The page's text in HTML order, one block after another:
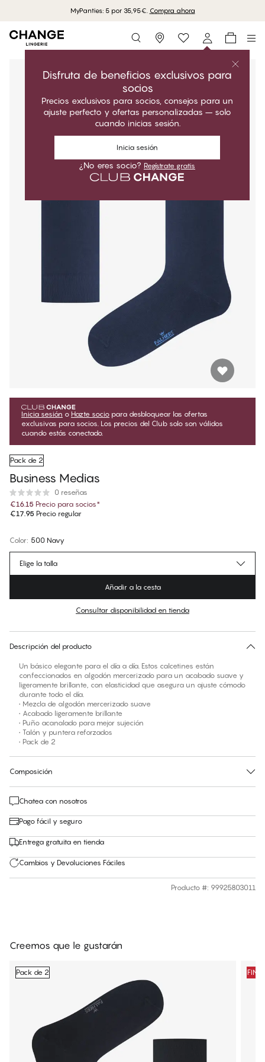
MyPanties: 5 por 35,95€. Compra ahora
Storefinder
Disfruta de beneficios exclusivos para
socios
Precios exclusivos para socios, consejos para un
ajuste perfecto y ofertas personalizadas – solo
cuando inicias sesión.
Inicia sesión
¿No eres socio? Regístrate gratis
Inicia sesión o Hazte socio para desbloquear las ofertas
exclusivas para socios. Los precios del Club solo son válidos
cuando estás conectado.
Pack de 2
Business Medias
0 reseñas
€16.15 Precio para socios*
€17.95 Precio regular
Color: 500 Navy
No hay talla sugerida para este artículo
Elige la talla
Añadir a la cesta
Consultar disponibilidad en tienda
Descripción del producto
Un básico elegante para el día a día. Estos calcetines están
confeccionados en algodón mercerizado para un acabado suave y
ligeramente brillante, con elasticidad que asegura un ajuste cómodo
durante todo el día.
• Mezcla de algodón mercerizado suave
• Acabado ligeramente brillante
• Puño acanalado para mejor sujeción
• Talón y puntera reforzados
• Pack de 2
Composición
Chatea con nosotros
Pago fácil y seguro
Entrega gratuita en tienda
Cambios y Devoluciones Fáciles
Producto #: 99925803011
Creemos que le gustarán
Pack de 2